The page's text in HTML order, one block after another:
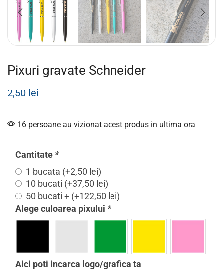
Pixuri gravate Schneider
2,50 lei
16 persoane au vizionat acest produs in ultima ora
Cantitate *
1 bucata (+2,50 lei)
10 bucati (+37,50 lei)
50 bucati + (+122,50 lei)
Alege culoarea pixului *
Aici poti incarca logo/grafica ta